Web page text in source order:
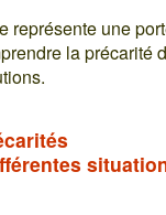
représente une
la précarité